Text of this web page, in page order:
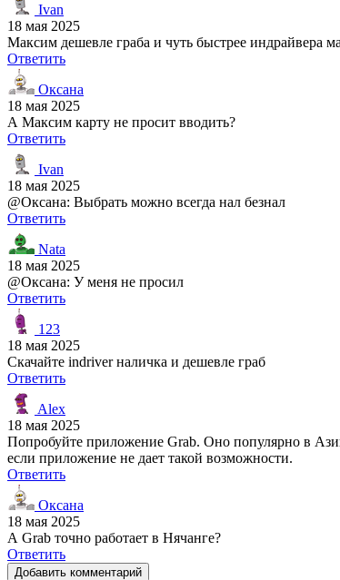
Ivan
18 мая 2025
Максим дешевле граба и чуть быстрее индрайвера
Ответить
Оксана
18 мая 2025
А Максим карту не просит вводить?
Ответить
Ivan
18 мая 2025
@Оксана: Выбрать можно всегда нал безнал
Ответить
Nata
18 мая 2025
@Оксана: У меня не просил
Ответить
123
18 мая 2025
Скачайте indriver наличка и дешевле граб
Ответить
Alex
18 мая 2025
Попробуйте приложение Grab. Оно популярно в
если приложение не дает такой возможности.
Ответить
Оксана
18 мая 2025
А Grab точно работает в Нячанге?
Ответить
Добавить комментарий